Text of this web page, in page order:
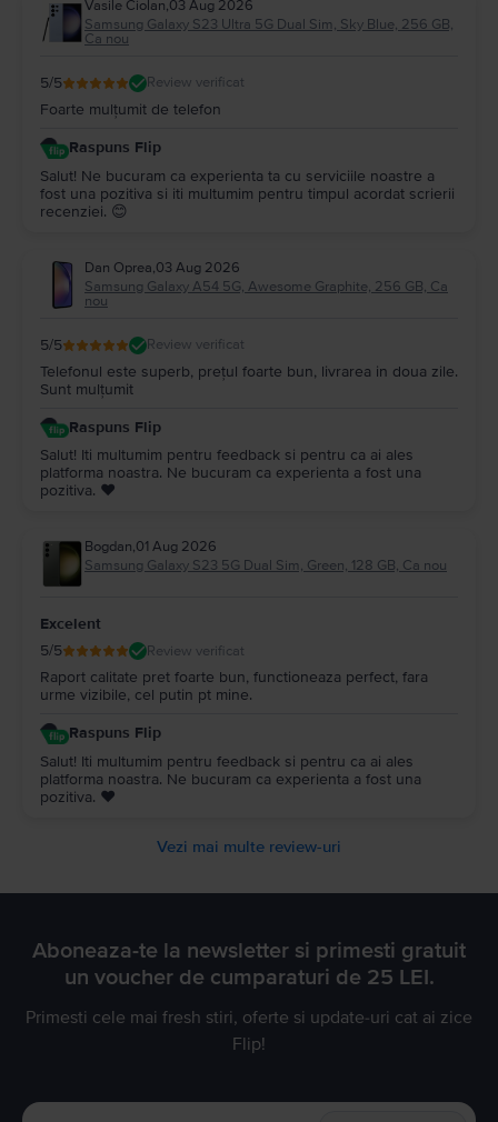
Vasile Ciolan,03 Aug 2026
Samsung Galaxy S23 Ultra 5G Dual Sim, Sky Blue, 256 GB,
Ca nou
5/5 Review verificat
Foarte mulțumit de telefon
Raspuns Flip
Salut! Ne bucuram ca experienta ta cu serviciile noastre a
fost una pozitiva si iti multumim pentru timpul acordat scrierii
recenziei. 😊
Dan Oprea,03 Aug 2026
Samsung Galaxy A54 5G, Awesome Graphite, 256 GB, Ca
nou
5/5 Review verificat
Telefonul este superb, prețul foarte bun, livrarea in doua zile.
Sunt mulțumit
Raspuns Flip
Salut! Iti multumim pentru feedback si pentru ca ai ales
platforma noastra. Ne bucuram ca experienta a fost una
pozitiva. ❤️
Bogdan,01 Aug 2026
Samsung Galaxy S23 5G Dual Sim, Green, 128 GB, Ca nou
Excelent
5/5 Review verificat
Raport calitate pret foarte bun, functioneaza perfect, fara
urme vizibile, cel putin pt mine.
Raspuns Flip
Salut! Iti multumim pentru feedback si pentru ca ai ales
platforma noastra. Ne bucuram ca experienta a fost una
pozitiva. ❤️
Vezi mai multe review-uri
Aboneaza-te la newsletter si primesti gratuit
un voucher de cumparaturi de 25 LEI.
Primesti cele mai fresh stiri, oferte si update-uri cat ai zice
Flip!